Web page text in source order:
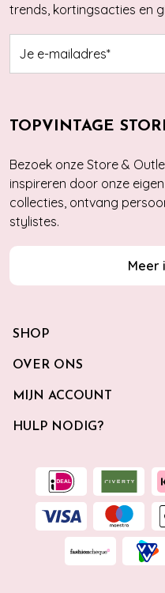
trends, kortingsacties en
TOPVINTAGE
Bezoek onze Store &
inspireren door onze
collecties, ontvang
stylistes.
Meer
SHOP
OVER ONS
MIJN ACCOUNT
HULP NODIG?